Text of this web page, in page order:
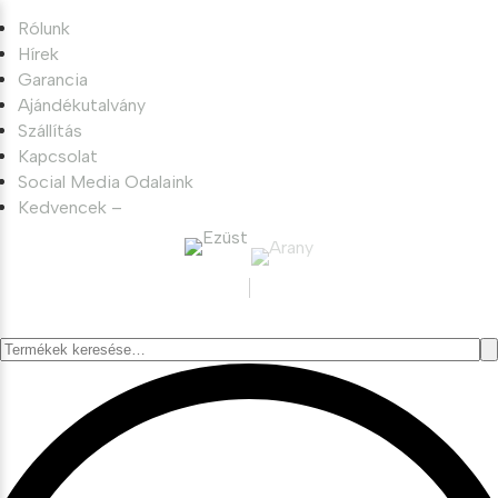
Rólunk
Hírek
Garancia
Ajándékutalvány
Szállítás
Kapcsolat
Social Media Odalaink
Kedvencek –
Keresés
következőre: